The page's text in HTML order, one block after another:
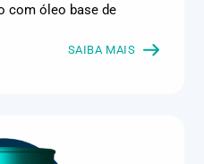
com óleo base de
SAIBA MAIS